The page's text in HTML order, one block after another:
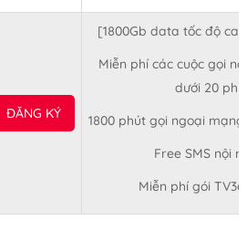
ĐĂNG KÝ
[1800Gb data tốc độ
Miễn phí các cuộc gọi
dưới 20
1800 phút gọi ngoại
Free SMS nội
Miễn phí gói